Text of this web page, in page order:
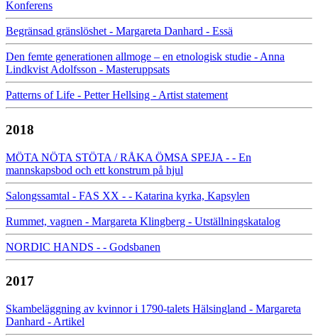
Konferens
Begränsad gränslöshet - Margareta Danhard - Essä
Den femte generationen allmoge – en etnologisk studie - Anna
Lindkvist Adolfsson - Masteruppsats
Patterns of Life - Petter Hellsing - Artist statement
2018
MÖTA NÖTA STÖTA / RÅKA ÖMSA SPEJA - - En
mannskapsbod och ett konstrum på hjul
Salongssamtal - FAS XX - - Katarina kyrka, Kapsylen
Rummet, vagnen - Margareta Klingberg - Utställningskatalog
NORDIC HANDS - - Godsbanen
2017
Skambeläggning av kvinnor i 1790-talets Hälsingland - Margareta
Danhard - Artikel